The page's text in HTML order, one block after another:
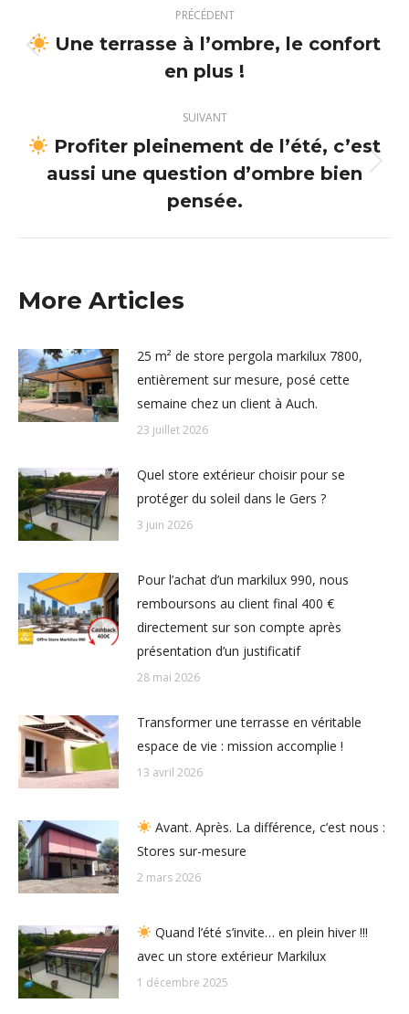
article
PRÉCÉDENT
Article
précédent
Une terrasse à l’ombre, le confort
en plus !
SUIVANT
Article
suivant
Profiter pleinement de l’été, c’est
aussi une question d’ombre bien
pensée.
More Articles
25 m² de store pergola markilux 7800,
entièrement sur mesure, posé cette
semaine chez un client à Auch.
23 juillet 2026
Quel store extérieur choisir pour se
protéger du soleil dans le Gers ?
3 juin 2026
Pour l’achat d’un markilux 990, nous
remboursons au client final 400 €
directement sur son compte après
présentation d’un justificatif
28 mai 2026
Transformer une terrasse en véritable
espace de vie : mission accomplie !
13 avril 2026
Avant. Après. La différence, c’est nous :
Stores sur-mesure
2 mars 2026
Quand l’été s’invite… en plein hiver !!!
avec un store extérieur Markilux
1 décembre 2025